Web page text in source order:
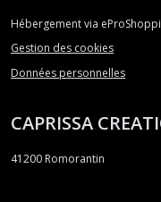
Hébergement via
Gestion des cookies
Données personnelles
CAPRISSA
41200 Romorantin